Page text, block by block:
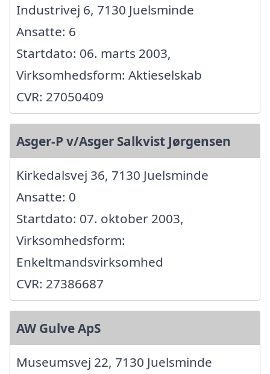
Industrivej 6, 7130 Juelsminde
Ansatte: 6
Startdato: 06. marts 2003,
Virksomhedsform: Aktieselskab
CVR: 27050409
Asger-P v/Asger Salkvist Jørgensen
Kirkedalsvej 36, 7130 Juelsminde
Ansatte: 0
Startdato: 07. oktober 2003,
Virksomhedsform:
Enkeltmandsvirksomhed
CVR: 27386687
AW Gulve ApS
Museumsvej 22, 7130 Juelsminde